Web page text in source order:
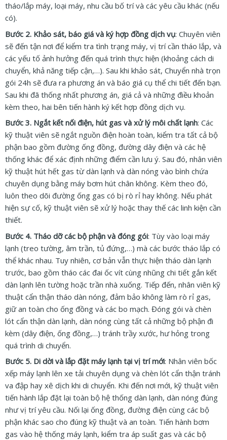
tháo/lắp máy, loại máy, nhu cầu bố trí và các yêu cầu khác (nếu
có).
Bước 2. Khảo sát, báo giá và ký hợp đồng dịch vụ: Chuyên viên
sẽ đến tận nơi để kiểm tra tình trạng máy, vị trí cần tháo lắp, và
các yếu tố ảnh hưởng đến quá trình thực hiện (khoảng cách di
chuyển, khả năng tiếp cận,…). Sau khi khảo sát, Chuyển nhà trọn
gói 24h sẽ đưa ra phương án và báo giá cụ thể chi tiết đến bạn.
Sau khi đã thống nhất phương án, giá cả và những điều khoản
kèm theo, hai bên tiến hành ký kết hợp đồng dịch vụ.
Bước 3. Ngắt kết nối điện, hút gas và xử lý môi chất lạnh: Các
kỹ thuật viên sẽ ngắt nguồn điện hoàn toàn, kiểm tra tất cả bộ
phận bao gồm đường ống đồng, đường dây điện và các hệ
thống khác để xác định những điểm cần lưu ý. Sau đó, nhân viên
kỹ thuật hút hết gas từ dàn lạnh và dàn nóng vào bình chứa
chuyên dụng bằng máy bơm hút chân không. Kèm theo đó,
luôn theo dõi đường ống gas có bị rò rỉ hay không. Nếu phát
hiện sự cố, kỹ thuật viên sẽ xử lý hoặc thay thế các linh kiện cần
thiết.
Bước 4. Tháo dỡ các bộ phận và đóng gói: Tùy vào loại máy
lạnh (treo tường, âm trần, tủ đứng,…) mà các bước tháo lắp có
thể khác nhau. Tuy nhiên, cơ bản vẫn thực hiện tháo dàn lạnh
trước, bao gồm tháo các đai ốc vít cùng nhũng chi tiết gắn kết
dàn lạnh lên tường hoặc trần nhà xuống. Tiếp đến, nhân viên kỹ
thuật cẩn thận tháo dàn nóng, đảm bảo không làm rò rỉ gas,
giữ an toàn cho ống đồng và các bo mạch. Đóng gói và chèn
lót cẩn thận dàn lạnh, dàn nóng cùng tất cả những bộ phận đi
kèm (dây điện, ống đồng,…) tránh trầy xước, hư hỏng trong
quá trình di chuyển.
Bước 5. Di dời và lắp đặt máy lạnh tại vị trí mới: Nhân viên bốc
xếp máy lạnh lên xe tải chuyên dụng và chèn lót cẩn thận tránh
va đập hay xê dịch khi di chuyển. Khi đến nơi mới, kỹ thuật viên
tiến hành lắp đặt lại toàn bộ hệ thống dàn lạnh, dàn nóng đúng
như vị trí yêu cầu. Nối lại ống đồng, đường điện cùng các bộ
phận khác sao cho đúng kỹ thuật và an toàn. Tiến hành bơm
gas vào hệ thống máy lạnh, kiểm tra áp suất gas và các bộ